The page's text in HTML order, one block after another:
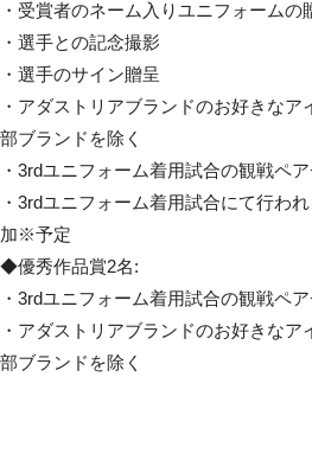
・受賞者のネーム入りユニフォームの
・選手との記念撮影
・選手のサイン贈呈
・アダストリアブランドのお好きな
部ブランドを除く
・3rdユニフォーム着用試合の観戦ペ
・3rdユニフォーム着用試合にて行わ
加※予定
◆優秀作品賞2名:
・3rdユニフォーム着用試合の観戦ペ
・アダストリアブランドのお好きな
部ブランドを除く